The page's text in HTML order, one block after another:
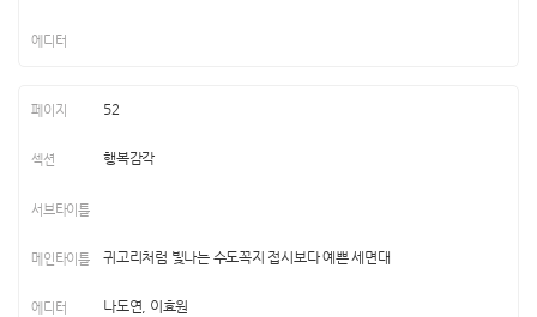
52
행복감각
귀고리처럼 빛나는 수도꼭지 접시보다 예쁜 세면대
나도연, 이효원